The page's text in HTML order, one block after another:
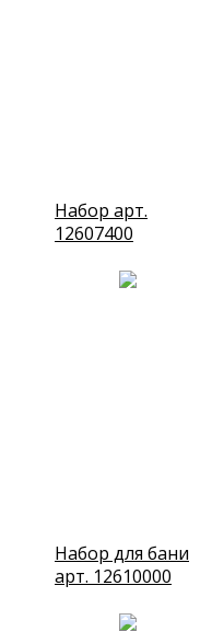
Набор арт.
12607400
Набор для бани
арт. 12610000